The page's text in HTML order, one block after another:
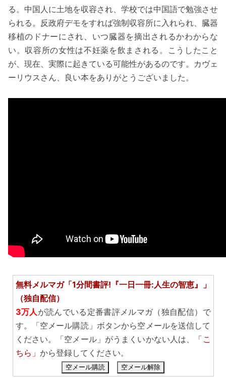
る。中国人に土地を収容され、学校では中国語で勉強させ
られる。反政府デモをすれば強制収容所に入れられ、臓器
移植のドナーにされ、いつ臓器を摘出されるかわからな
い。収容所の女性は不妊薬を飲まされる。こうしたこと
が、現在、実際に起きている可能性があるのです。カヴェ
ーリウスさん、良い本をありがとうございました。
無料メルマガ「1分間書評!『一日一冊:人生の智恵』」
（独自配信）
3万人が読んでいる定番書評メルマガ（独自配信）で
す。「空メール購読」ボタンから空メールを送信して
ください。「空メール」がうまくいかない人は、
「こ
ちら」 から登録してください。
空メール購読 空メール解除